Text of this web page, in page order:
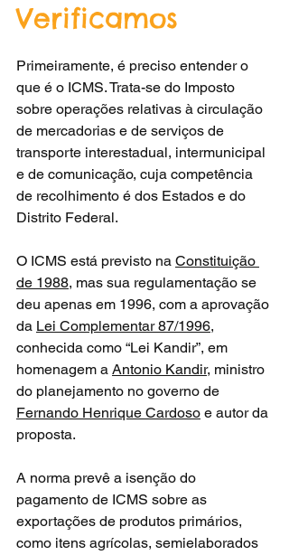
Verificamos
Primeiramente, é preciso entender o
que é o ICMS. Trata-se do Imposto
sobre operações relativas à circulação
de mercadorias e de serviços de
transporte interestadual, intermunicipal
e de comunicação, cuja competência
de recolhimento é dos Estados e do
Distrito Federal.
O ICMS está previsto na Constituição
de 1988, mas sua regulamentação se
deu apenas em 1996, com a aprovação
da Lei Complementar 87/1996,
conhecida como “Lei Kandir”, em
homenagem a Antonio Kandir, ministro
do planejamento no governo de
Fernando Henrique Cardoso e autor da
proposta.
A norma prevê a isenção do
pagamento de ICMS sobre as
exportações de produtos primários,
como itens agrícolas, semielaborados